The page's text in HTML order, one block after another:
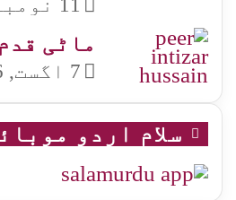
11 نومبر, 2025
ماٹی
7 اگست, 2026
سلام اردو